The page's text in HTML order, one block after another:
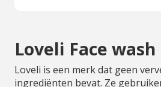
Loveli Face wash
Loveli is een merk dat geen
ingrediënten bevat. Ze